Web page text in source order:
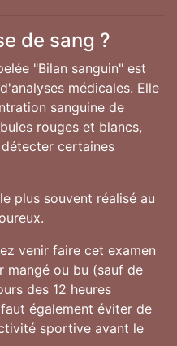
de sang ?
"Bilan sanguin" est
médicales. Elle
sanguine de
rouges et blancs,
certaines
plus souvent réalisé au
venir faire cet examen
mangé ou bu (sauf de
des 12 heures
également éviter de
sportive avant le